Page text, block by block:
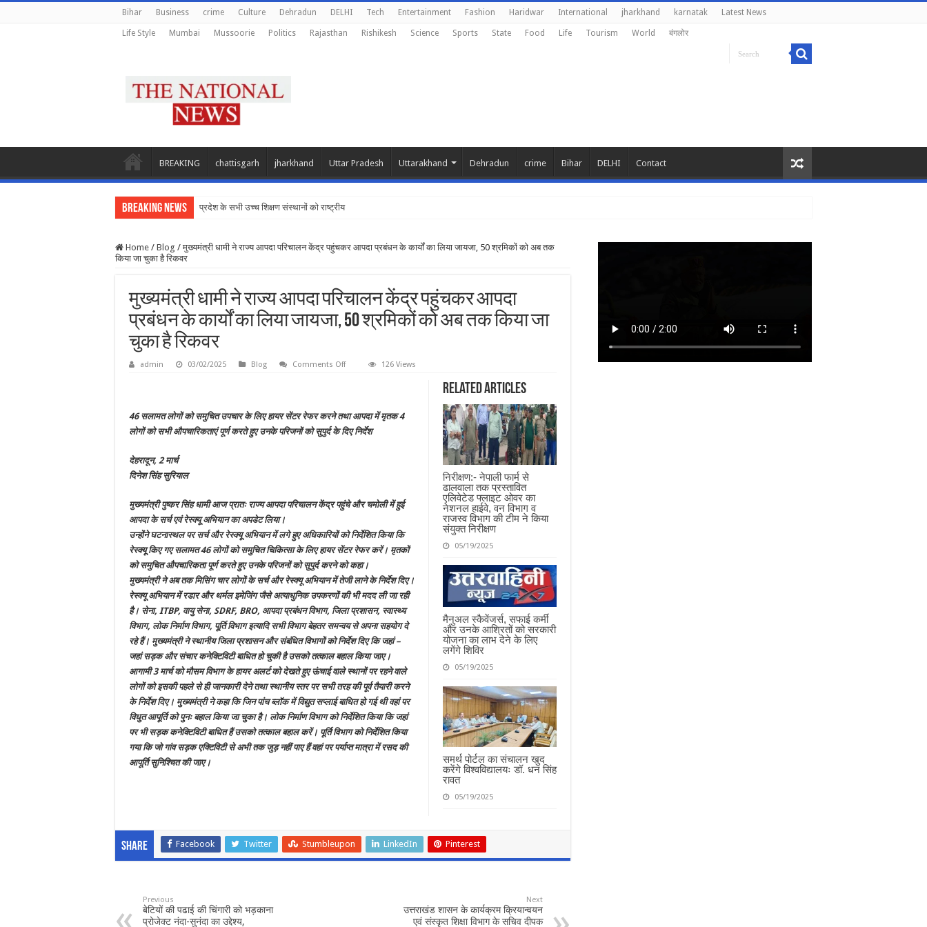
Bihar Business crime Culture Dehradun DELHI Tech Entertainment Fashion Haridwar International jharkhand karnatak Latest News
Life Style Mumbai Mussoorie Politics Rajasthan Rishikesh Science Sports State Food Life Tourism World बंगलोर
BREAKING chattisgarh jharkhand Uttar Pradesh Uttarakhand Dehradun crime Bihar DELHI Contact
Breaking News प्रदेश के सभी उच्च शिक्षण संस्थानों को राष्ट्रीय शिक्षा नीति
Home / Blog / मुख्यमंत्री धामी ने राज्य आपदा परिचालन केंद्र पहुंचकर आपदा प्रबंधन के कार्यों का लिया जायजा, 50 श्रमिकों को अब तक
किया जा चुका है रिकवर
मुख्यमंत्री धामी ने राज्य आपदा परिचालन केंद्र पहुंचकर आपदा
प्रबंधन के कार्यों का लिया जायजा, 50 श्रमिकों को अब तक किया जा
चुका है रिकवर
admin 03/02/2025 Blog Comments Offon
परिचालन
केंद्र
पहुंचकर
जायजा,
50
अब
किया
जा
चुका
है
126 Views
Related Articles
निरीक्षण:- नेपाली फार्म से
ढालवाला तक प्रस्तावित
एलिवेटेड फ्लाइट ओवर का
नेशनल हाईवे, वन विभाग व
राजस्व विभाग की टीम ने किया
संयुक्त निरीक्षण
05/19/2025
मैनुअल स्कैवेंजर्स, सफाई कर्मी
और उनके आश्रितों को सरकारी
योजना का लाभ देने के लिए
लगेंगे शिविर
05/19/2025
समर्थ पोर्टल का संचालन खुद
करेंगे विश्वविद्यालयः डॉ. धन सिंह
रावत
05/19/2025
46 सलामत लोगों को समुचित उपचार के लिए हायर सेंटर रेफर करने तथा आपदा में मृतक 4
लोगों को सभी औपचारिकताएं पूर्ण करते हुए उनके परिजनों को सुपुर्द के दिए निर्देश
देहरादून, 2 मार्च
दिनेश सिंह सुरियाल
मुख्यमंत्री पुष्कर सिंह धामी आज प्रातः राज्य आपदा परिचालन केंद्र पहुंचे और चमोली में हुई
आपदा के सर्च एवं रेस्क्यू अभियान का अपडेट लिया।
उन्होंने घटनास्थल पर सर्च और रेस्क्यू अभियान में लगे हुए अधिकारियों को निर्देशित किया कि
रेस्क्यू किए गए सलामत 46 लोगों को समुचित चिकित्सा के लिए हायर सेंटर रेफर करें। मृतकों
को समुचित औपचारिकता पूर्ण करते हुए उनके परिजनों को सुपुर्द करने को कहा।
मुख्यमंत्री ने अब तक मिसिंग चार लोगों के सर्च और रेस्क्यू अभियान में तेजी लाने के निर्देश दिए।
रेस्क्यू अभियान में रडार और थर्मल इमेजिंग जैसे अत्याधुनिक उपकरणों की भी मदद ली जा रही
है। सेना, ITBP, वायु सेना, SDRF, BRO, आपदा प्रबंधन विभाग, जिला प्रशासन, स्वास्थ्य
विभाग, लोक निर्माण विभाग, पूर्ति विभाग इत्यादि सभी विभाग बेहतर समन्वय से अपना सहयोग दे
रहे हैं। मुख्यमंत्री ने स्थानीय जिला प्रशासन और संबंधित विभागों को निर्देश दिए कि जहां –
जहां सड़क और संचार कनेक्टिविटी बाधित हो चुकी है उसको तत्काल बहाल किया जाए।
आगामी 3 मार्च को मौसम विभाग के हायर अलर्ट को देखते हुए ऊंचाई वाले स्थानों पर रहने वाले
लोगों को इसकी पहले से ही जानकारी देने तथा स्थानीय स्तर पर सभी तरह की पूर्व तैयारी करने
के निर्देश दिए। मुख्यमंत्री ने कहा कि जिन पांच ब्लॉक में विद्युत सप्लाई बाधित हो गई थी वहां पर
विधुत आपूर्ति को पुनः बहाल किया जा चुका है। लोक निर्माण विभाग को निर्देशित किया कि जहां
पर भी सड़क कनेक्टिविटी बाधित हैं उसको तत्काल बहाल करें। पूर्ति विभाग को निर्देशित किया
गया कि जो गांव सड़क एक्टिविटी से अभी तक जुड़ नहीं पाए हैं वहां पर पर्याप्त मात्रा में रसद की
आपूर्ति सुनिश्चित की जाए।
Share Facebook Twitter Stumbleupon LinkedIn Pinterest
Previous
बेटियों की पढाई की चिंगारी को भड़काना
प्रोजेक्ट नंदा-सुनंदा का उद्देश्य,
Next
उत्तराखंड शासन के कार्यक्रम क्रियान्वयन
एवं संस्कृत शिक्षा विभाग के सचिव दीपक